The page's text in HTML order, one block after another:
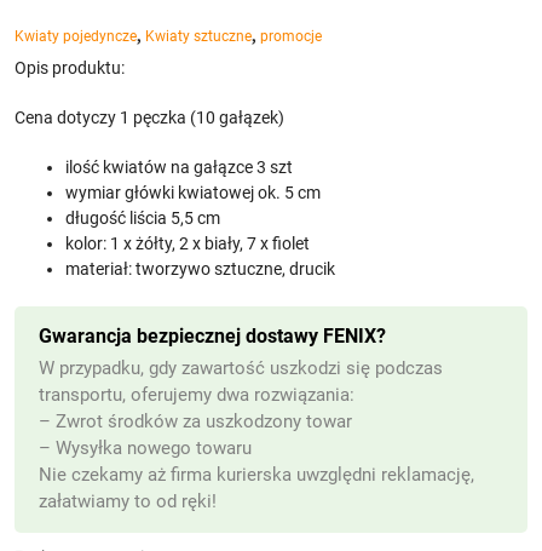
Kwiaty pojedyncze, Kwiaty sztuczne, promocje
Opis produktu:
Cena dotyczy 1 pęczka (10 gałązek)
ilość kwiatów na gałązce 3 szt
wymiar główki kwiatowej ok. 5 cm
długość liścia 5,5 cm
kolor: 1 x żółty, 2 x biały, 7 x fiolet
materiał: tworzywo sztuczne, drucik
Gwarancja bezpiecznej dostawy FENIX?
W przypadku, gdy zawartość uszkodzi się podczas
transportu, oferujemy dwa rozwiązania:
– Zwrot środków za uszkodzony towar
– Wysyłka nowego towaru
Nie czekamy aż firma kurierska uwzględni reklamację,
załatwiamy to od ręki!